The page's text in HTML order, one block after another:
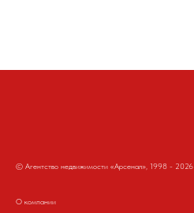
© Агентство недвижимости «Арсенал», 1998 - 2026
О компании